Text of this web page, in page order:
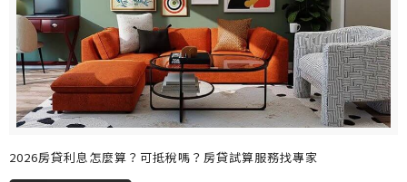
2026房貸利息怎麼算？可抵稅嗎？房貸試算服務找專家